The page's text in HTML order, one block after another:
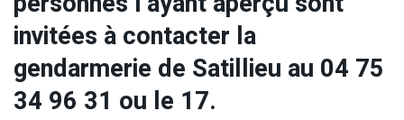
invitées à contacter la
gendarmerie de Satillieu au 04 75
34 96 31 ou le 17.